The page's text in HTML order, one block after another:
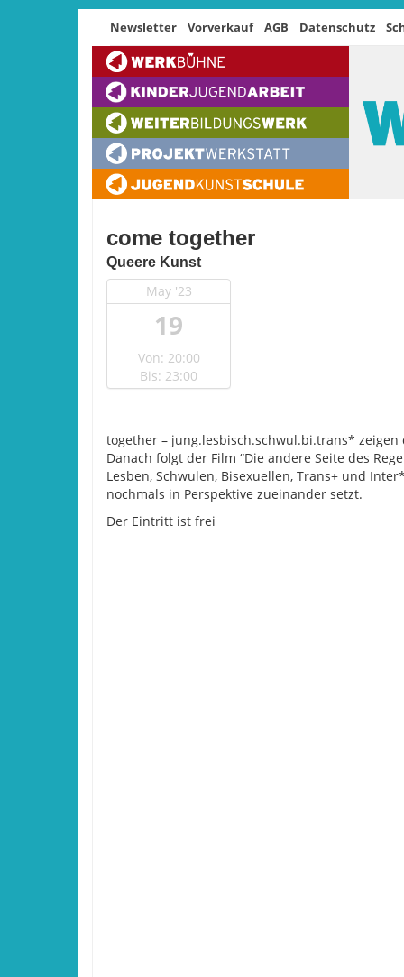
Newsletter Vorverkauf AGB Datenschutz
come together
Queere Kunst
May '23
19
Von: 20:00
Bis: 23:00
together – jung.lesbisch.schwul.bi.trans* zeigen
Danach folgt der Film “Die andere Seite des
Lesben, Schwulen, Bisexuellen, Trans+ und
nochmals in Perspektive zueinander setzt.
Der Eintritt ist frei